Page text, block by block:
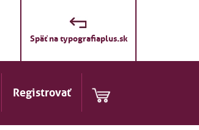
Späť na typografiaplus.sk
Registrovať